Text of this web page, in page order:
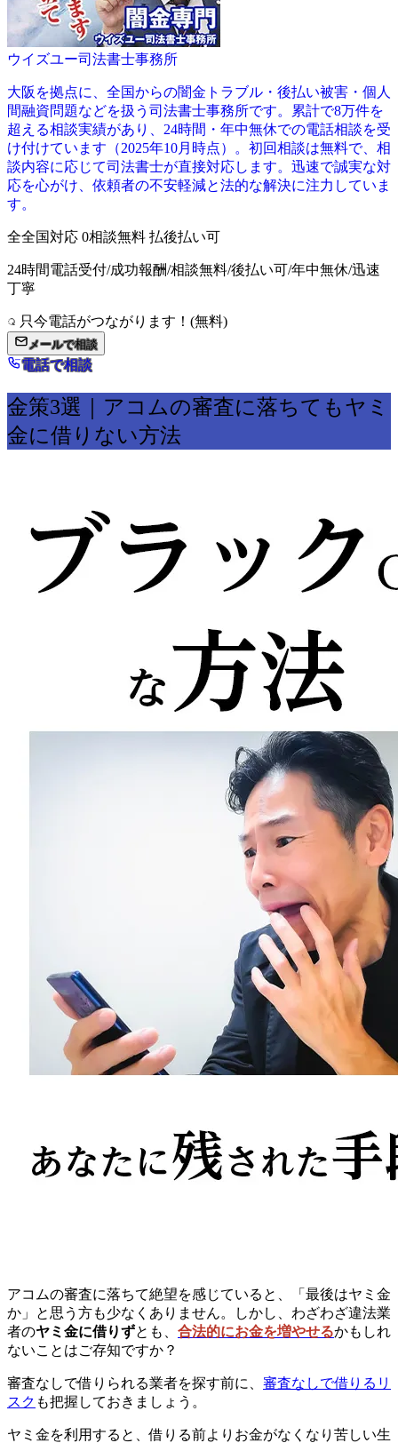
ウイズユー司法書士事務所
大阪を拠点に、全国からの闇金トラブル・後払い被害・個人
間融資問題などを扱う司法書士事務所です。累計で8万件を
超える相談実績があり、24時間・年中無休での電話相談を受
け付けています（2025年10月時点）。初回相談は無料で、相
談内容に応じて司法書士が直接対応します。迅速で誠実な対
応を心がけ、依頼者の不安軽減と法的な解決に注力していま
す。
全全国対応 0相談無料 払後払い可
24時間電話受付/成功報酬/相談無料/後払い可/年中無休/迅速
丁寧
只今電話がつながります！(無料)
メールで相談
電話で相談
金策3選｜アコムの審査に落ちてもヤミ
金に借りない方法
アコムの審査に落ちて絶望を感じていると、「最後はヤミ金
か」と思う方も少なくありません。しかし、わざわざ違法業
者のヤミ金に借りずとも、 合法的にお金を増やせるかもしれ
ないことはご存知ですか？
審査なしで借りられる業者を探す前に、 審査なしで借りるリ
スク も把握しておきましょう。
ヤミ金を利用すると、借りる前よりお金がなくなり苦しい生